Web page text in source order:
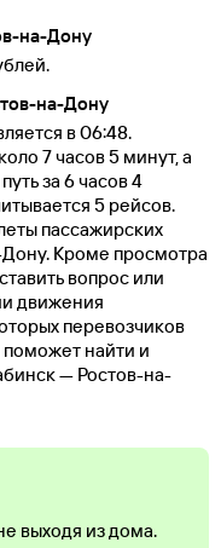
на-Дону
на-Дону
в 06:48.
7 часов 5 минут, а
за 6 часов 4
5 рейсов.
пассажирских
Дону. Кроме просмотра
вопрос или
движения
перевозчиков
найти и
— Ростов-на-
выходя из дома.